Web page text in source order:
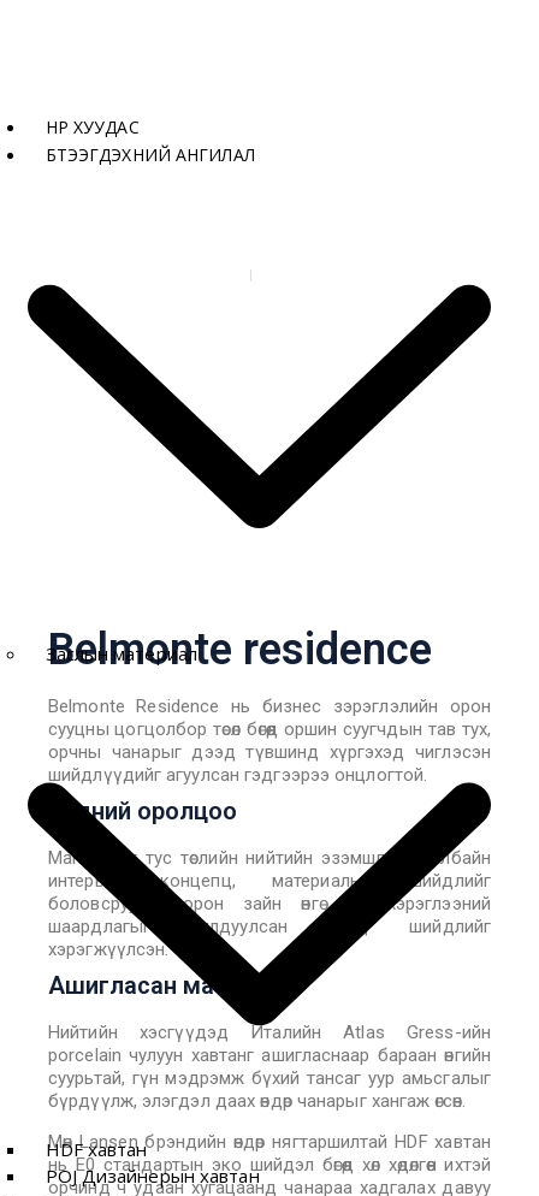
НҮҮР ХУУДАС
БҮТЭЭГДЭХҮҮНИЙ АНГИЛАЛ
Заслын материал
HDF хавтан
POJ Дизайнерын хавтан
KOYO TOWN ЖИШЭЭ
Belmonte residence
Belmonte Residence нь бизнес зэрэглэлийн орон
сууцны цогцолбор төсөл бөгөөд оршин суугчдын тав тух,
орчны чанарыг дээд түвшинд хүргэхэд чиглэсэн
шийдлүүдийг агуулсан гэдгээрээ онцлогтой.
Бидний оролцоо
Манай баг тус төслийн нийтийн эзэмшлийн талбайн
интерьер концепц, материалын шийдлийг
боловсруулж, орон зайн өнгө төрх, хэрэглээний
шаардлагыг уялдуулсан цогц шийдлийг
хэрэгжүүлсэн.
Ашигласан материал
Нийтийн хэсгүүдэд Италийн Atlas Gress-ийн
porcelain чулуун хавтанг ашигласнаар бараан өнгийн
суурьтай, гүн мэдрэмж бүхий тансаг уур амьсгалыг
бүрдүүлж, элэгдэл даах өндөр чанарыг хангаж өгсөн.
Мөн Lansen брэндийн өндөр нягтаршилтай HDF хавтан
нь E0 стандартын эко шийдэл бөгөөд хөл хөдөлгөөн ихтэй
орчинд ч удаан хугацаанд чанараа хадгалах давуу